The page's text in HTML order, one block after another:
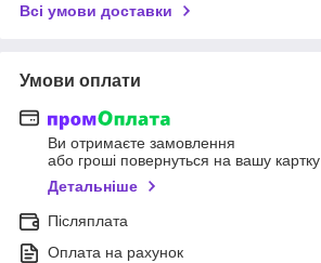
Всі умови доставки
Умови оплати
Ви отримаєте замовлення
або гроші повернуться на вашу картку
Детальніше
Післяплата
Оплата на рахунок